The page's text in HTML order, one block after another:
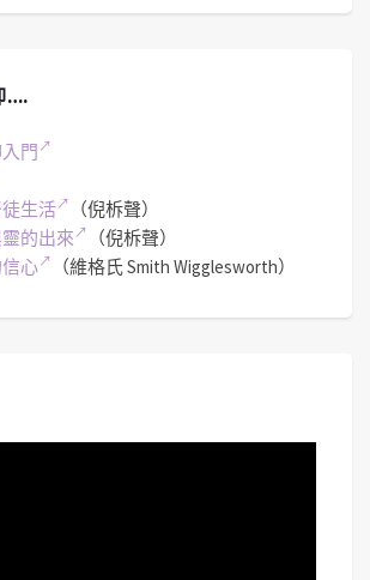
….
門
生活
（倪柝聲）
的出來
（倪柝聲）
心
（維格氏 Smith Wigglesworth）